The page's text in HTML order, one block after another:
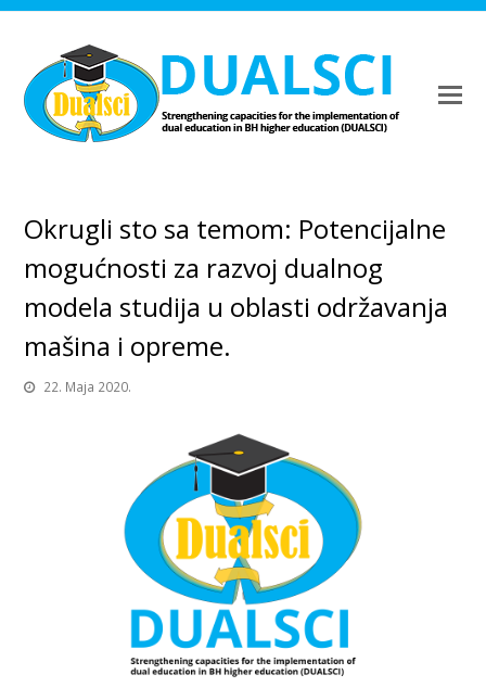
Okrugli sto sa temom: Potencijalne
mogućnosti za razvoj dualnog
modela studija u oblasti održavanja
mašina i opreme.
22. Maja 2020.